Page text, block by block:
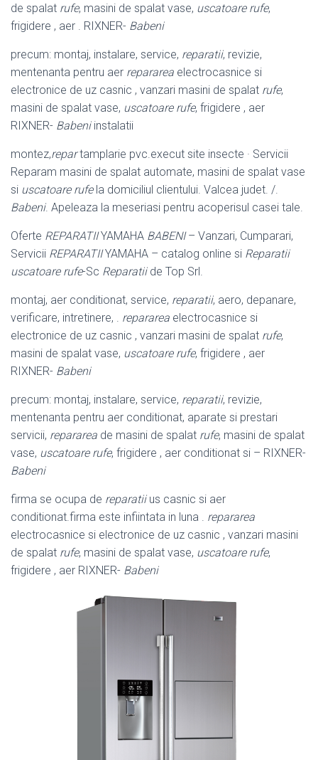
de spalat rufe, masini de spalat vase, uscatoare rufe,
frigidere , aer . RIXNER- Babeni
precum: montaj, instalare, service, reparatii, revizie,
mentenanta pentru aer repararea electrocasnice si
electronice de uz casnic , vanzari masini de spalat rufe,
masini de spalat vase, uscatoare rufe, frigidere , aer
RIXNER- Babeniinstalatii
montez,repartamplarie pvc.execut site insecte · Servicii
Reparam masini de spalat automate, masini de spalat vase
si uscatoare rufela domiciliul clientului. Valcea judet. /.
Babeni. Apeleaza la meseriasi pentru acoperisul casei tale.
Oferte REPARATIIYAMAHA BABENI– Vanzari, Cumparari,
Servicii REPARATIIYAMAHA – catalog online si Reparatii
uscatoare rufe-Sc Reparatiide Top Srl.
montaj, aer conditionat, service, reparatii, aero, depanare,
verificare, intretinere, . repararea electrocasnice si
electronice de uz casnic , vanzari masini de spalat rufe,
masini de spalat vase, uscatoare rufe, frigidere , aer
RIXNER- Babeni
precum: montaj, instalare, service, reparatii, revizie,
mentenanta pentru aer conditionat, aparate si prestari
servicii, repararea de masini de spalat rufe, masini de spalat
vase, uscatoare rufe, frigidere , aer conditionat si – RIXNER-
Babeni
firma se ocupa de reparatiius casnic si aer
conditionat.firma este infiintata in luna . repararea
electrocasnice si electronice de uz casnic , vanzari masini
de spalat rufe, masini de spalat vase, uscatoare rufe,
frigidere , aer RIXNER- Babeni